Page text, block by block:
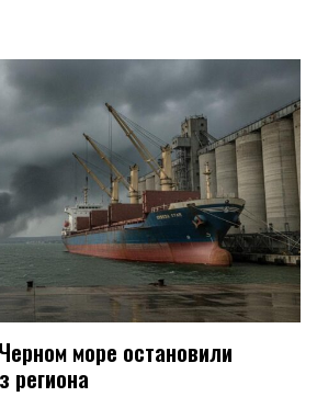
море остановили
региона